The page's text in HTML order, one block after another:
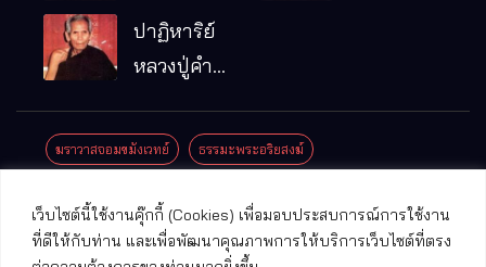
เว็บไซต์นี้ใช้งานคุ๊กกี้ (Cookies) เพื่อมอบประสบการณ์การใช้งาน
ที่ดีให้กับท่าน และเพื่อพัฒนาคุณภาพการให้บริการเว็บไซต์ที่ตรง
รมฐาน
คุณ (หลวง
ปู่บัวเกตุ
แล้ว วัดป่า
อ.แม่ริม
ปาฏิหาริย์
หลวงปู่คำ
มณี
ฆราวาสจอมขมังเวทย์ ธรรมะพระอริยสงฆ์
ปาฏิหาริย์พระเครื่อง พระธาตุศักดิ์สิทธิ์